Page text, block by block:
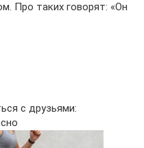
Про таких говорят: «Он
с друзьями: